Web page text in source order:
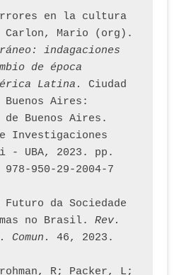
en la cultura
indagaciones
de época
Latina.
Ciudad
Buenos Aires:
de Buenos Aires.
Investigaciones
- UBA, 2023. pp.
950-29-2004-7
Futuro da Sociedade
no Brasil. Rev.
R; Packer, L;